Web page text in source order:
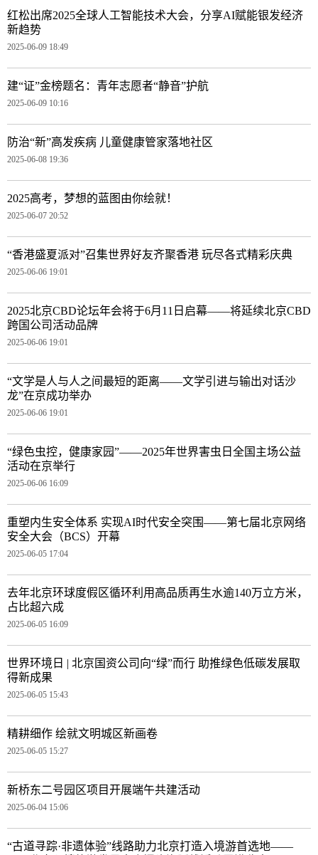
红松出席2025全球人工智能技术大会，分享AI赋能银发经济
新趋势
2025-06-09 18:49
建“证”金榜题名：青年志愿者“静音”护航
2025-06-09 10:16
防治“新”高发疾病 儿童健康管家落地社区
2025-06-08 19:36
2025高考，梦想的蓝图由你绘就！
2025-06-07 20:52
“香港盛夏派对”召集世界好友齐聚香港 玩尽各式精彩庆典
2025-06-06 19:01
2025北京CBD论坛年会将于6月11日启幕——将延续北京CBD
跨国公司活动品牌
2025-06-06 19:01
“文学是人与人之间最短的距离——文学引进与输出对话沙
龙”在京成功举办
2025-06-06 19:01
“绿色虫控，健康家园”——2025年世界害虫日全国主场公益
活动在京举行
2025-06-06 16:09
重塑内生安全体系 实现AI时代安全突围——第七届北京网络
安全大会（BCS）开幕
2025-06-05 17:04
去年北京环球度假区循环利用高品质再生水逾140万立方米，
占比超六成
2025-06-05 16:09
世界环境日 | 北京国资公司向“绿”而行 助推绿色低碳发展取
得新成果
2025-06-05 15:43
精耕细作 绘就文明城区新画卷
2025-06-05 15:27
新桥东二号园区项目开展端午共建活动
2025-06-04 15:06
“古道寻踪·非遗体验”线路助力北京打造入境游首选地——